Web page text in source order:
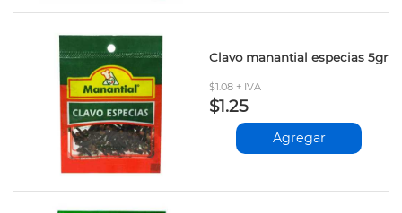
Clavo manantial especias 5gr
$1.08 + IVA
$1.25
Agregar